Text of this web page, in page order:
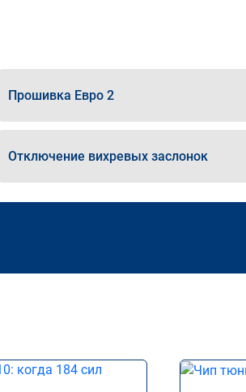
Прошивка Евро 2
Отключение вихревых заслонок